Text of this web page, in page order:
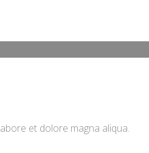
et dolore magna aliqua.